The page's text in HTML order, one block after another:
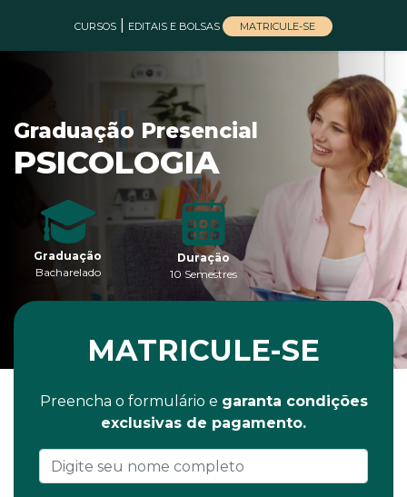
CURSOS EDITAIS E BOLSAS MATRICULE-SE
Graduação Presencial
PSICOLOGIA
Graduação
Bacharelado
Duração
10 Semestres
MATRICULE-SE
Preencha o formulário e garanta condições
exclusivas de pagamento.